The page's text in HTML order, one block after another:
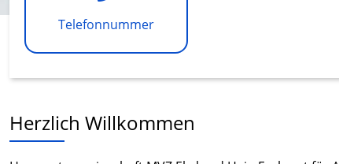
Telefonnummer
Herzlich Willkommen